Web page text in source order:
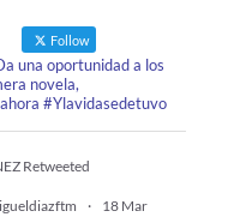
Follow
una oportunidad a los
novela,
#Ylavidasedetuvo
Retweeted
· 18 Mar